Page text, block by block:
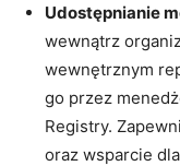
Udostępnianie⁤
wewnątrz
wewnętrznym
⁢go przez‍
‍Registry.
oraz wsparcie‍